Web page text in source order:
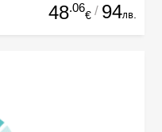
48.06
€ / 94лв.